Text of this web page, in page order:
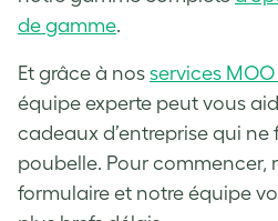
de gamme.
Et grâce à nos services
équipe experte peut vous
cadeaux d’entreprise qui ne
poubelle. Pour commencer,
formulaire et notre équipe